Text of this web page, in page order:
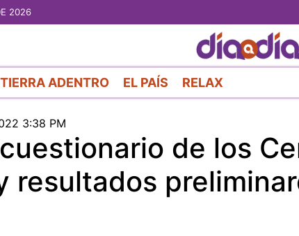
al
contenido
principal
2026
TIERRA ADENTRO EL PAÍS RELAX
3:38 PM
de los
resultados